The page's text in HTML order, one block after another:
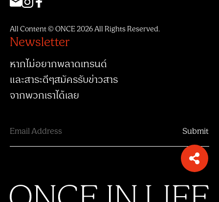
All Content © ONCE 2026 All Rights Reserved.
Newsletter
หากไม่อยากพลาดเทรนด์
และสาระดีๆสมัครรับข่าวสาร
จากพวกเราได้เลย